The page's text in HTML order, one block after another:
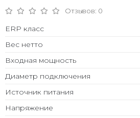
Отзывов: 0
ERP класс
Вес нетто
Входная мощность
Диаметр подключения
Источник питания
Напряжение